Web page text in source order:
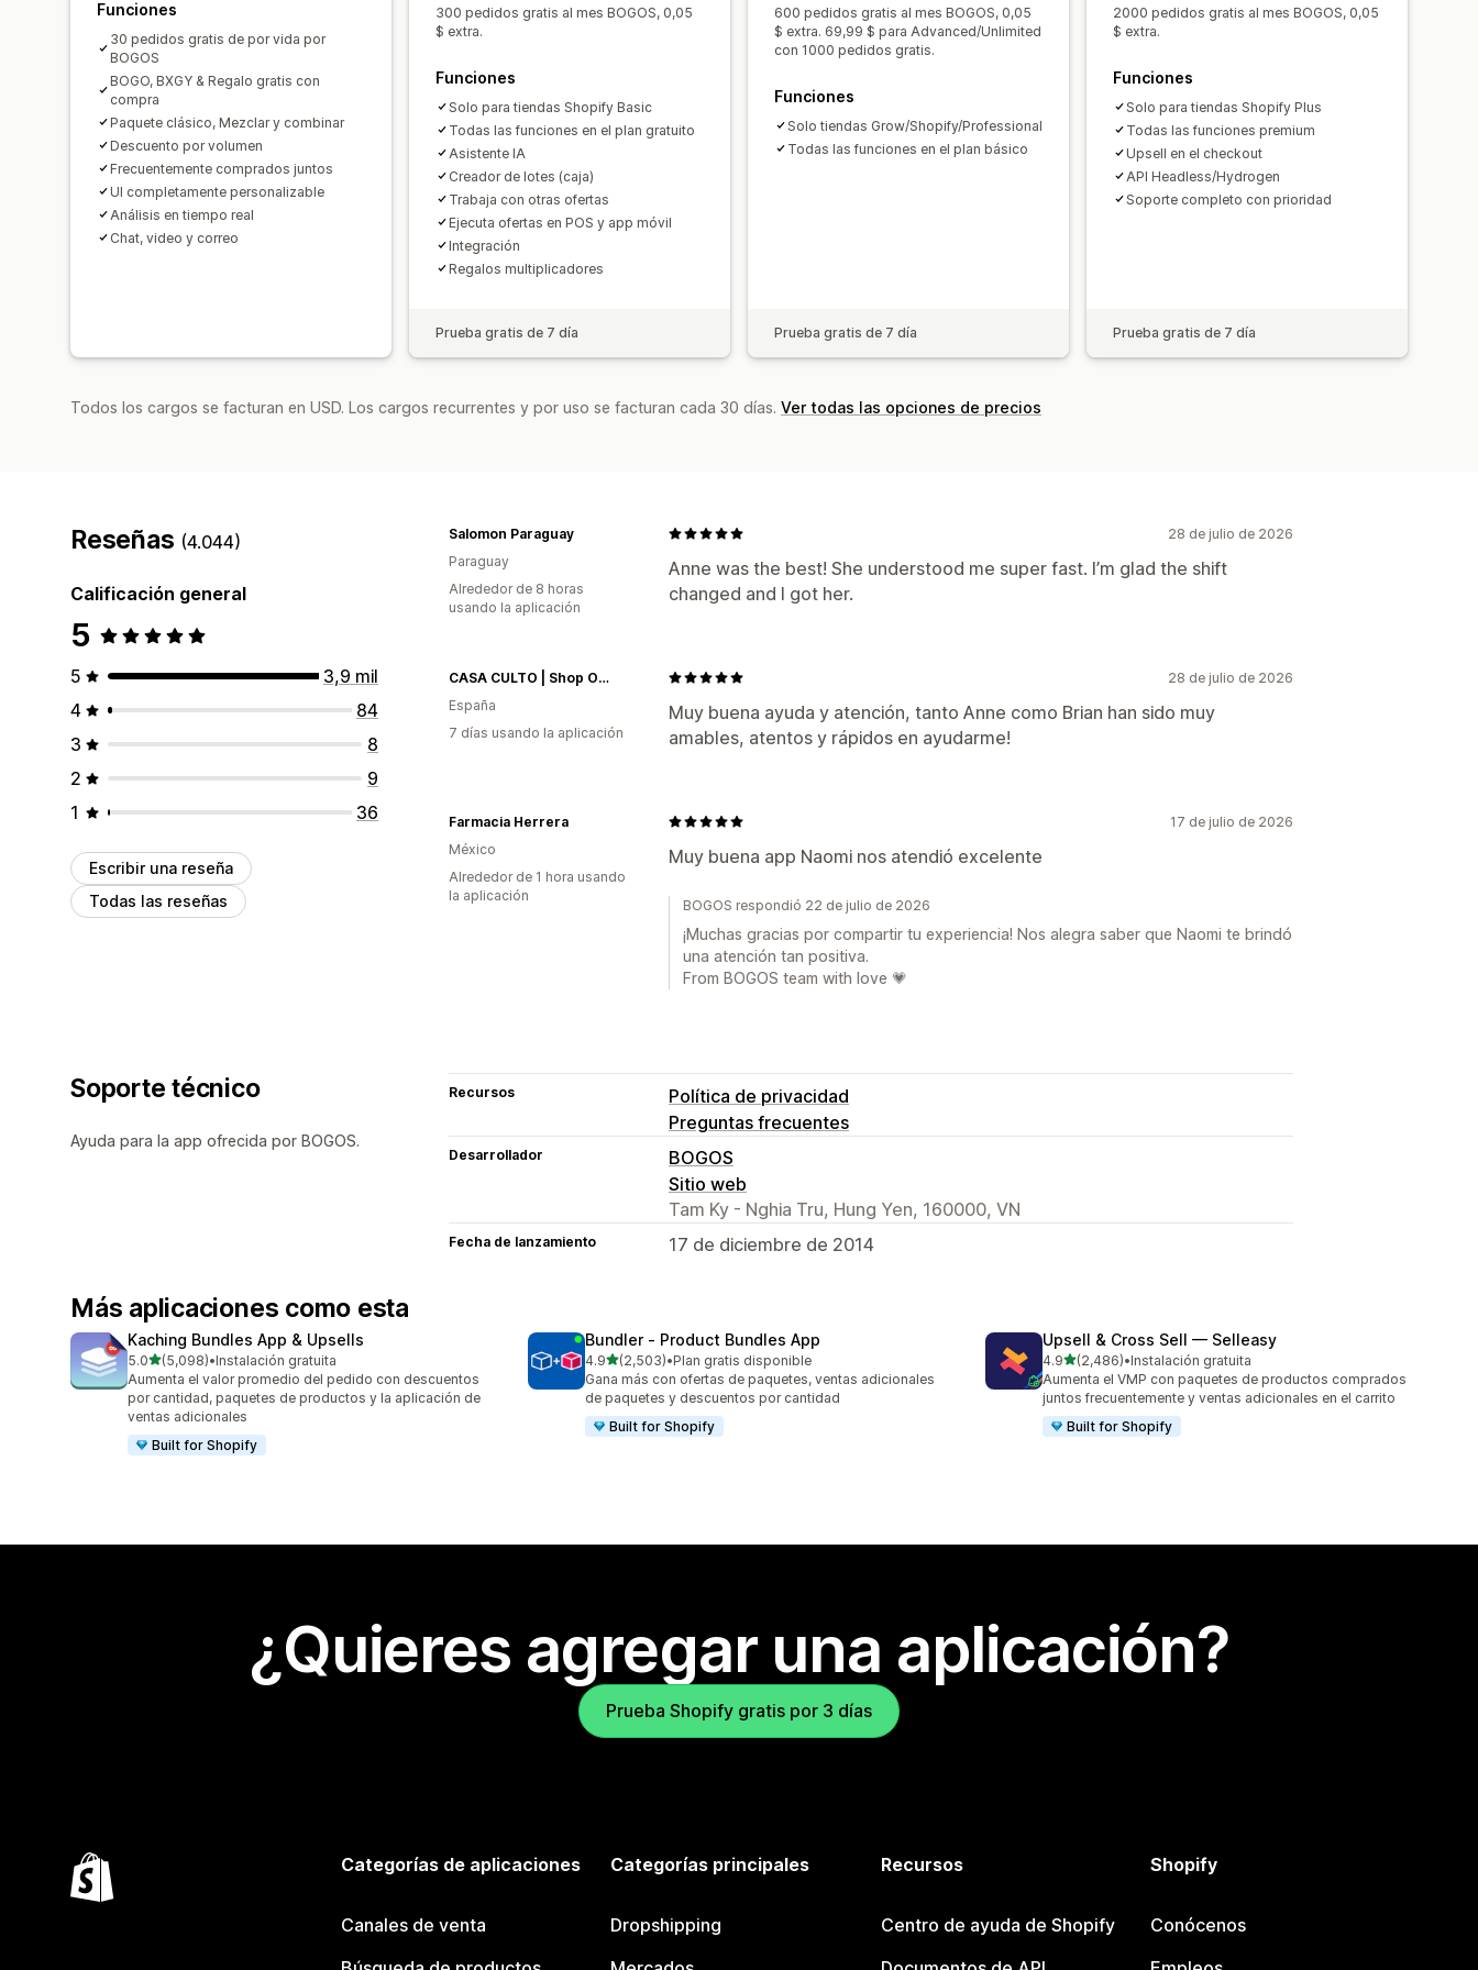
Tasas de clics
Tasas de conversión Rendimiento del embudo
Descuentos en el carrito Envío gratis BOGO
Precios al por mayor
Precios dinámicos Personalizar precios
Funciones
30 pedidos gratis de por vida por
BOGOS
BOGO, BXGY & Regalo gratis con
compra
Paquete clásico, Mezclar y combinar
Descuento por volumen
Frecuentemente comprados juntos
UI completamente personalizable
Análisis en tiempo real
Chat, video y correo
300 pedidos gratis al mes BOGOS, 0,05
$ extra.
Funciones
Solo para tiendas Shopify Basic
Todas las funciones en el plan gratuito
Asistente IA
Creador de lotes (caja)
Trabaja con otras ofertas
Ejecuta ofertas en POS y app móvil
Integración
Regalos multiplicadores
Prueba gratis de 7 día
600 pedidos gratis al mes BOGOS, 0,05
$ extra. 69,99 $ para Advanced/Unlimited
con 1000 pedidos gratis.
Funciones
Solo tiendas Grow/Shopify/Professional
Todas las funciones en el plan básico
Prueba gratis de 7 día
2000 pedidos gratis al mes BOGOS, 0,05
$ extra.
Funciones
Solo para tiendas Shopify Plus
Todas las funciones premium
Upsell en el checkout
API Headless/Hydrogen
Soporte completo con prioridad
Prueba gratis de 7 día
Todos los cargos se facturan en USD. Los cargos recurrentes y por uso se facturan cada 30 días. Ver todas las opciones de precios
Reseñas (4.044)
Calificación general
5
5
3,9 mil
4
84
3
8
2
9
1
36
Escribir una reseña
Todas las reseñas
28 de julio de 2026
Anne was the best! She understood me super fast. I’m glad the shift
changed and I got her.
Salomon Paraguay
Paraguay
Alrededor de 8 horas
usando la aplicación
28 de julio de 2026
Muy buena ayuda y atención, tanto Anne como Brian han sido muy
amables, atentos y rápidos en ayudarme!
CASA CULTO | Shop Online
España
7 días usando la aplicación
17 de julio de 2026
Muy buena app Naomi nos atendió excelente
Farmacia Herrera
México
Alrededor de 1 hora usando
la aplicación
BOGOS respondió 22 de julio de 2026
¡Muchas gracias por compartir tu experiencia! Nos alegra saber que Naomi te brindó
una atención tan positiva.
From BOGOS team with love 💗
Soporte técnico
Ayuda para la app ofrecida por BOGOS.
Recursos
Política de privacidad
Preguntas frecuentes
Desarrollador
BOGOS
Sitio web
Tam Ky - Nghia Tru, Hung Yen, 160000, VN
Fecha de lanzamiento 17 de diciembre de 2014
Más aplicaciones como esta
Kaching Bundles App & Upsells
5.0de 5 estrellas
(5,098)
5098 reseñas en total
•Instalación gratuita
Aumenta el valor promedio del pedido con descuentos
por cantidad, paquetes de productos y la aplicación de
ventas adicionales
Built for Shopify
Bundler ‑ Product Bundles App
4.9de 5 estrellas
(2,503)
2503 reseñas en total
•Plan gratis disponible
Gana más con ofertas de paquetes, ventas adicionales
de paquetes y descuentos por cantidad
Built for Shopify
Upsell & Cross Sell — Selleasy
4.9de 5 estrellas
(2,486)
2486 reseñas en total
•Instalación gratuita
Aumenta el VMP con paquetes de productos comprados
juntos frecuentemente y ventas adicionales en el carrito
Built for Shopify
¿Quieres agregar una aplicación?
Prueba Shopify gratis por 3 días
Categorías de aplicaciones
Canales de venta
Categorías principales
Dropshipping
Recursos
Centro de ayuda de Shopify
Shopify
Conócenos